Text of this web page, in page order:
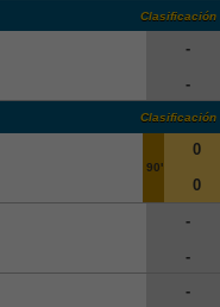
Clasificación
-
-
Clasificación
90'
0
0
-
-
-